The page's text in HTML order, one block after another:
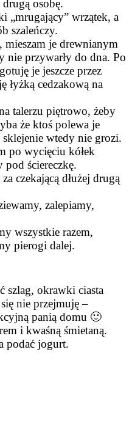
osobę.
„mrugający” wrzątek, a
szaleńczy.
je drewnianym
nie przywarły do dna. Po
je jeszcze przez
łyżką cedzakową na
talerzu piętrowo, żeby
że ktoś polewa je
wtedy nie grozi.
po wycięciu kółek
pod ściereczkę.
czekającą dłużej drugą
zalepiamy,
wszystkie razem,
pierogi dalej.
szlag, okrawki ciasta
nie przejmuję –
panią domu 🙂
i kwaśną śmietaną.
podać jogurt.